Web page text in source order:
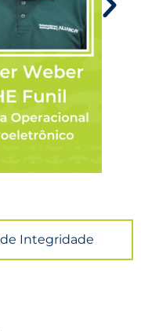
Integridade